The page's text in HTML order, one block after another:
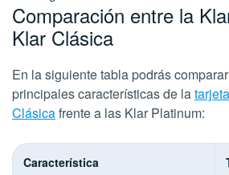
Comparación entre la
Klar Clásica
En la siguiente tabla podrás
principales características de la
Clásicafrente a las Klar Platinum:
Característica